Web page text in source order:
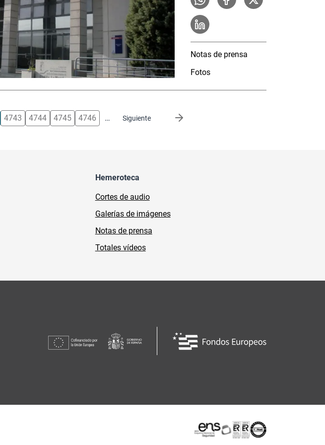
Notas de prensa
Fotos
4743 4744 4745 4746 … Siguiente
Siguiente página
Hemeroteca
Cortes de audio
Galerías de imágenes
Notas de prensa
Totales vídeos
Certificaciones